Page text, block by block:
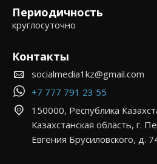
Периодичность
круглосуточно
Контакты
socialmedia1kz@gmail.com
+7 777 791 23 55
150000, Республика
Казахстанская область, г.
Евгения Брусиловского, д.